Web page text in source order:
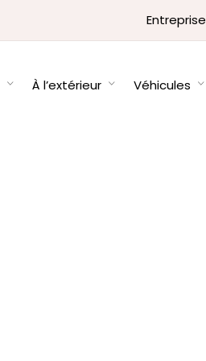
Entreprise
À l’extérieur Véhicules